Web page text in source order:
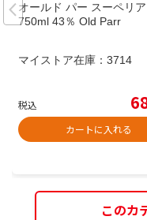
オールド パー スーペリ
750ml 43％ Old Parr
マイストア在庫： 3714
税込
カートに入れる
このカ